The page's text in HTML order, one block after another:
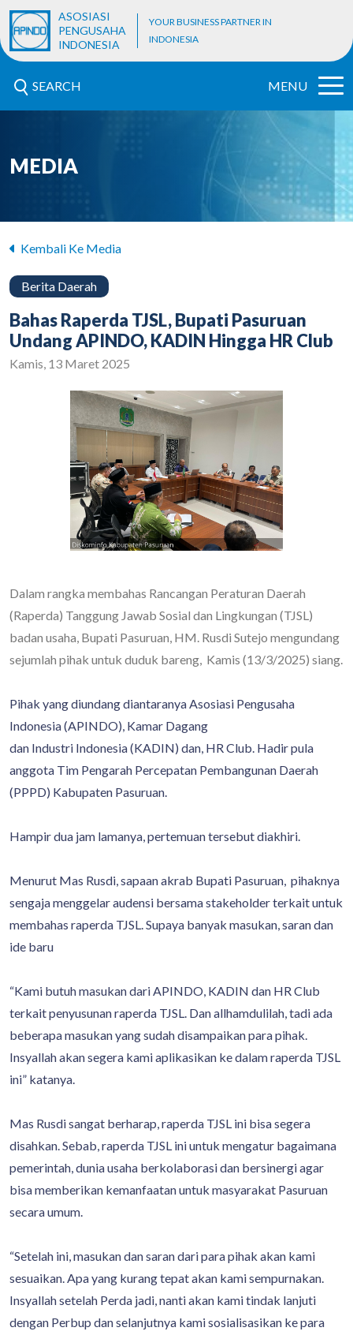
ASOSIASI
PENGUSAHA
INDONESIA
YOUR BUSINESS PARTNER IN
INDONESIA
SEARCH MENU
MEDIA
Kembali Ke Media
Berita Daerah
Bahas Raperda TJSL, Bupati Pasuruan
Undang APINDO, KADIN Hingga HR Club
Kamis, 13 Maret 2025
Dalam rangka membahas Rancangan Peraturan Daerah
(Raperda) Tanggung Jawab Sosial dan Lingkungan (TJSL)
badan usaha, Bupati Pasuruan, HM. Rusdi Sutejo mengundang
sejumlah pihak untuk duduk bareng, Kamis (13/3/2025) siang.
Pihak yang diundang diantaranya Asosiasi Pengusaha
Indonesia (APINDO), Kamar Dagang
dan Industri Indonesia (KADIN) dan, HR Club. Hadir pula
anggota Tim Pengarah Percepatan Pembangunan Daerah
(PPPD) Kabupaten Pasuruan.
Hampir dua jam lamanya, pertemuan tersebut diakhiri.
Menurut Mas Rusdi, sapaan akrab Bupati Pasuruan, pihaknya
sengaja menggelar audensi bersama stakeholder terkait untuk
membahas raperda TJSL. Supaya banyak masukan, saran dan
ide baru
“Kami butuh masukan dari APINDO, KADIN dan HR Club
terkait penyusunan raperda TJSL. Dan allhamdulilah, tadi ada
beberapa masukan yang sudah disampaikan para pihak.
Insyallah akan segera kami aplikasikan ke dalam raperda TJSL
ini” katanya.
Mas Rusdi sangat berharap, raperda TJSL ini bisa segera
disahkan. Sebab, raperda TJSL ini untuk mengatur bagaimana
pemerintah, dunia usaha berkolaborasi dan bersinergi agar
bisa memberikan kemanfaatan untuk masyarakat Pasuruan
secara umum.
“Setelah ini, masukan dan saran dari para pihak akan kami
sesuaikan. Apa yang kurang tepat akan kami sempurnakan.
Insyallah setelah Perda jadi, nanti akan kami tindak lanjuti
dengan Perbup dan selanjutnya kami sosialisasikan ke para